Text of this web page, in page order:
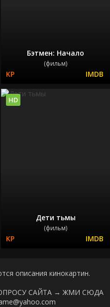
Бэтмен: Начало
(фильм)
Дети тьмы
(фильм)
HD
описания кинокартин.
САЙТА → ЖМИ СЮДА